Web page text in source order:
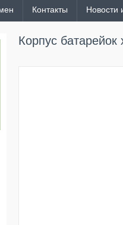
Контакты Новости
Корпус